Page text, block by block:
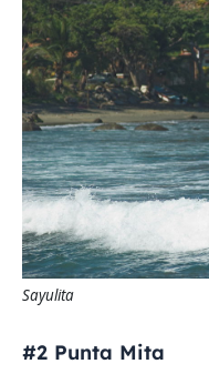
Sayulita
#2 Punta Mita